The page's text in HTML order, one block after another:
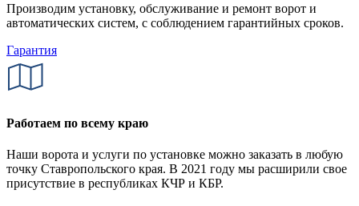
Производим установку, обслуживание и ремонт ворот и
автоматических систем, с соблюдением гарантийных сроков.
Гарантия
Работаем по всему краю
Наши ворота и услуги по установке можно заказать в любую
точку Ставропольского края. В 2021 году мы расширили свое
присутствие в республиках КЧР и КБР.